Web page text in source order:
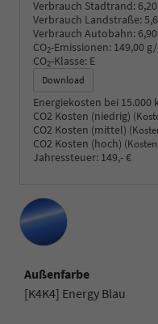
Verbrauch Stadtrand:
Verbrauch Landstraße:
Verbrauch Autobahn:
CO2-Emissionen: 149,00
CO2-Klasse: E
Download
Energiekosten bei 15.000
CO2 Kosten (niedrig)
CO2 Kosten (mittel)
CO2 Kosten (hoch)
Jahressteuer: 149,- €
Außenfarbe
[K4K4] Energy Blau